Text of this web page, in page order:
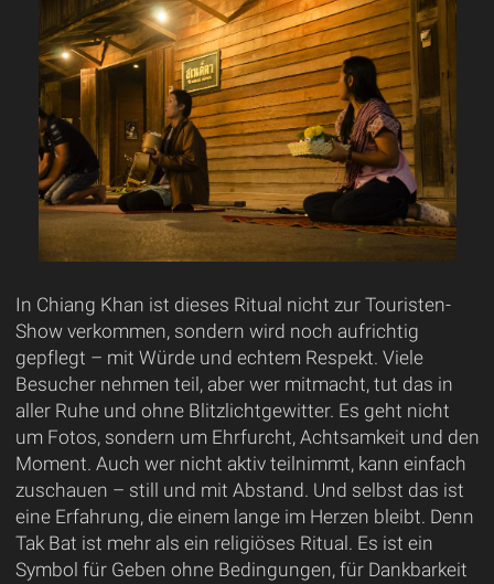
In Chiang Khan ist dieses Ritual nicht zur Touristen-
Show verkommen, sondern wird noch aufrichtig
gepflegt – mit Würde und echtem Respekt. Viele
Besucher nehmen teil, aber wer mitmacht, tut das in
aller Ruhe und ohne Blitzlichtgewitter. Es geht nicht
um Fotos, sondern um Ehrfurcht, Achtsamkeit und den
Moment. Auch wer nicht aktiv teilnimmt, kann einfach
zuschauen – still und mit Abstand. Und selbst das ist
eine Erfahrung, die einem lange im Herzen bleibt. Denn
Tak Bat ist mehr als ein religiöses Ritual. Es ist ein
Symbol für Geben ohne Bedingungen, für Dankbarkeit